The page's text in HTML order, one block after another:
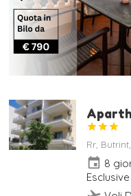



Rr,
event 8
Esclusive